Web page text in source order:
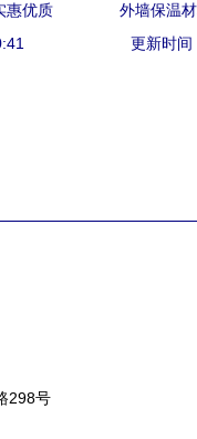
惠优质
外墙保温
更新时
298号